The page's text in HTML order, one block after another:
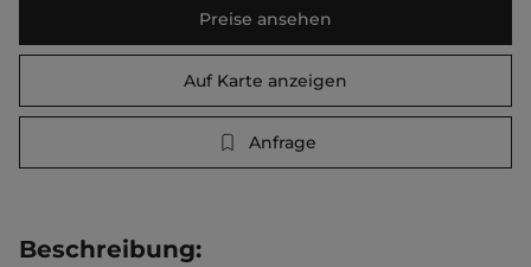
Preise ansehen
Auf Karte anzeigen
Anfrage
Beschreibung: